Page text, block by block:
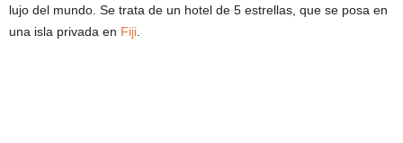
lujo del mundo. Se trata de un hotel de 5 estrellas, que se posa en
una isla privada en Fiji